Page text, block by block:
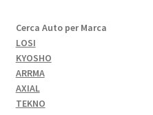
Cerca Auto per Marca
LOSI
KYOSHO
ARRMA
AXIAL
TEKNO